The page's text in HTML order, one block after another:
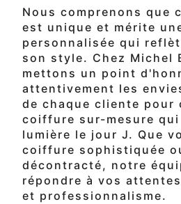
Nous comprenons que
est unique et mérite
personnalisée qui
son style. Chez Michel
mettons un point
attentivement les
de chaque cliente pour
coiffure sur-mesure
lumière le jour J. Que
coiffure sophistiquée
décontracté, notre
répondre à vos
et professionnalisme.